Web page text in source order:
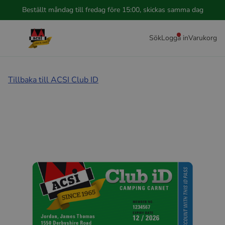
Beställt måndag till fredag före 15:00, skickas samma dag
SökLogga inVarukorg
Tillbaka till ACSI Club ID